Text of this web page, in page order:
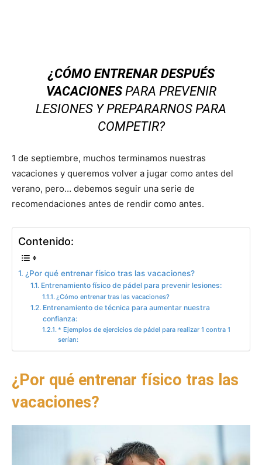
¿CÓMO ENTRENAR DESPUÉS
VACACIONESPARA PREVENIR
LESIONES Y PREPARARNOS PARA
COMPETIR?
1 de septiembre, muchos terminamos nuestras
vacaciones y queremos volver a jugar como antes del
verano, pero… debemos seguir una serie de
recomendaciones antes de rendir como antes.
Contenido:
¿Por qué entrenar físico tras las vacaciones?
Entrenamiento físico de pádel para prevenir lesiones:
¿Cómo entrenar tras las vacaciones?
Entrenamiento de técnica para aumentar nuestra
confianza:
* Ejemplos de ejercicios de pádel para realizar 1 contra 1
serían:
¿Por qué entrenar físico tras las
vacaciones?